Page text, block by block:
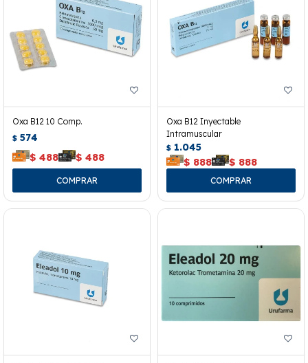
Oxa B12 10 Comp.
$ 574
$ 488 $ 488
Oxa B12 Inyectable
Intramuscular
$ 1.045
$ 888 $ 888